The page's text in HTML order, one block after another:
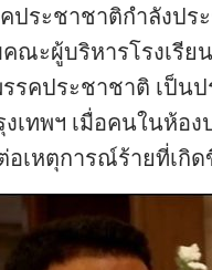
ประชาชาติกำลังป
ณะผู้บริหารโรงเรี
รคประชาชาติ เป็น
งเทพฯ เมื่อคนในห้
อเหตุการณ์ร้ายที่เกิ